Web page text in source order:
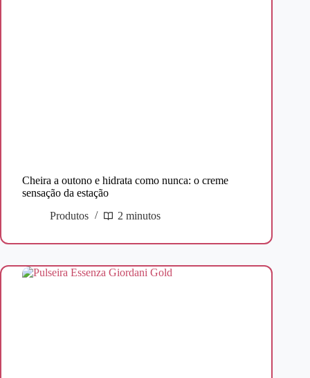
Cheira a outono e hidrata como nunca: o creme
sensação da estação
Produtos
2 minutos